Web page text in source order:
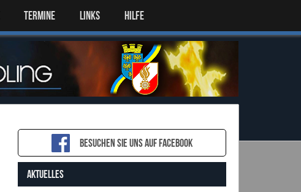
TERMINE LINKS HILFE
Besuchen sie uns auf Facebook
AKTUELLES